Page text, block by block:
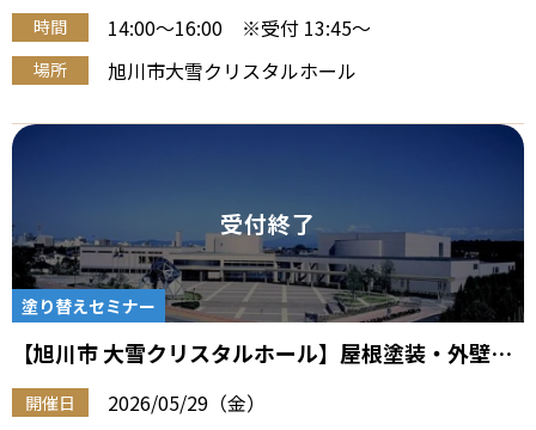
時間 14:00～16:00 ※受付 13:45～
場所 旭川市大雪クリスタルホール
塗り替えセミナー
【旭川市 大雪クリスタルホール】屋根塗装・外壁塗
装『住宅塗り替え勉強会』（5/29 午前）
開催日 2026/05/29（金）